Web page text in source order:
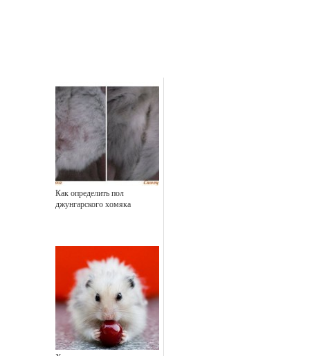
Как определить пол
джунгарского хомяка